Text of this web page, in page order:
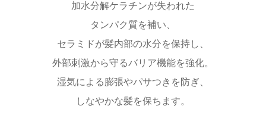
加水分解ケラチンが失われた
タンパク質を補い、
セラミドが髪内部の水分を保持し、
外部刺激から守るバリア機能を強化。
湿気による膨張やパサつきを防ぎ、
しなやかな髪を保ちます。